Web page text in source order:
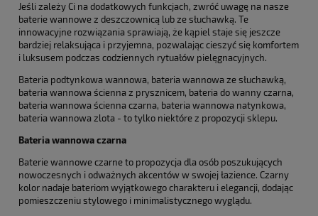
Jeśli zależy Ci na dodatkowych funkcjach, zwróć uwagę na nasze
baterie wannowe z deszczownicą lub ze słuchawką. Te
innowacyjne rozwiązania sprawiają, że kąpiel staje się jeszcze
bardziej relaksująca i przyjemna, pozwalając cieszyć się komfortem
i luksusem podczas codziennych rytuałów pielęgnacyjnych.
Bateria podtynkowa wannowa, bateria wannowa ze słuchawką,
bateria wannowa ścienna z prysznicem, bateria do wanny czarna,
bateria wannowa ścienna czarna, bateria wannowa natynkowa,
bateria wannowa zlota - to tylko niektóre z propozycji sklepu.
Bateria wannowa czarna
Baterie wannowe czarne to propozycja dla osób poszukujących
nowoczesnych i odważnych akcentów w swojej łazience. Czarny
kolor nadaje bateriom wyjątkowego charakteru i elegancji, dodając
pomieszczeniu stylowego i minimalistycznego wyglądu.